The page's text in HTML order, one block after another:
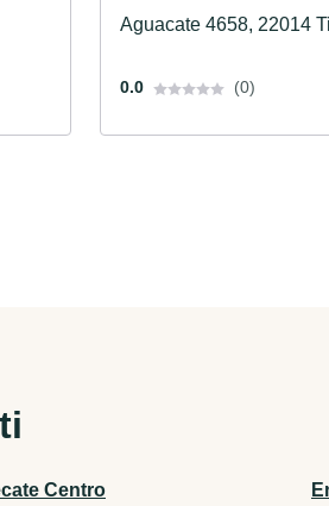
Aguacate 4658, 22014
0.0 (0)
Centro